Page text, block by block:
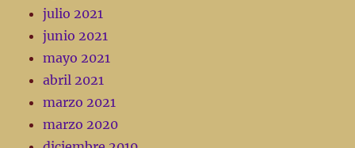
julio 2021
junio 2021
mayo 2021
abril 2021
marzo 2021
marzo 2020